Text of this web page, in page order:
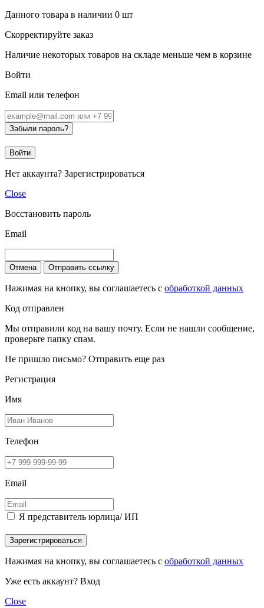
Данного товара в наличии 0 шт
Скорректируйте заказ
Наличие некоторых товаров на складе меньше чем в корзине
Войти
Email или телефон
Забыли пароль?
Войти
Нет аккаунта? Зарегистрироваться
Close
Восстановить пароль
Email
Отмена Отправить ссылку
Нажимая на кнопку, вы соглашаетесь с обработкой данных
Код отправлен
Мы отправили код на вашу почту. Если не нашли сообщение,
проверьте папку спам.
Не пришло письмо? Отправить еще раз
Регистрация
Имя
Телефон
Email
Я представитель юрлица/ ИП
Зарегистрироваться
Нажимая на кнопку, вы соглашаетесь с обработкой данных
Уже есть аккаунт? Вход
Close